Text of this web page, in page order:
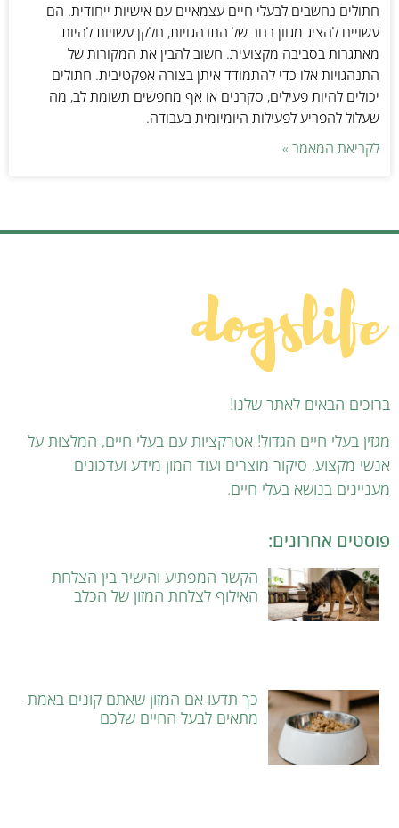
חתולים נחשבים לבעלי חיים עצמאיים עם אישיות ייחודית. הם
עשויים להציג מגוון רחב של התנהגויות, חלקן עשויות להיות
מאתגרות בסביבה מקצועית. חשוב להבין את המקורות של
התנהגויות אלו כדי להתמודד איתן בצורה אפקטיבית. חתולים
יכולים להיות פעילים, סקרנים או אף מחפשים תשומת לב, מה
שעלול להפריע לפעילות היומיומית בעבודה.
לקריאת המאמר »
ברוכים הבאים לאתר שלנו!
מגזין בעלי חיים הגדול! אטרקציות עם בעלי חיים, המלצות על
אנשי מקצוע, סיקור מוצרים ועוד המון מידע ועדכונים
מעניינים בנושא בעלי חיים.
פוסטים אחרונים:
הקשר המפתיע והישיר בין הצלחת
האילוף לצלחת המזון של הכלב
כך תדעו אם המזון שאתם קונים באמת
מתאים לבעל החיים שלכם